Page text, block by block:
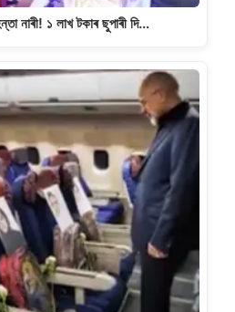
নাৰী! ১ লাখ টকাৰ ছুপাৰী দি…